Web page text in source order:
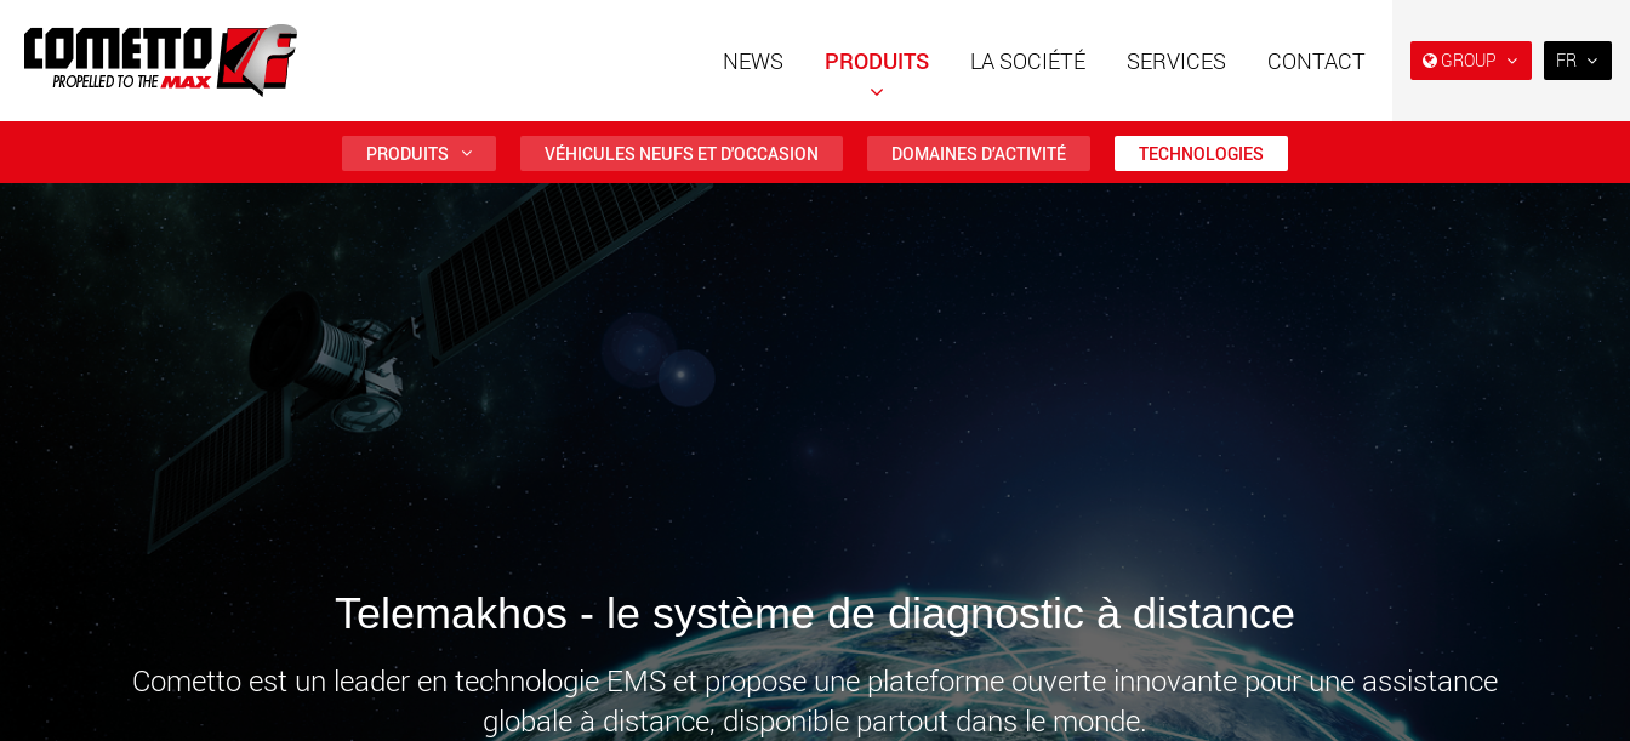
GROUP
Remorques spéciales à
charges utiles de 15 t à 123 t
www.maxtrailer.eu
Véhicules électriques avec
des capacités de charge à
partir de 5 t
Remorques spéciales pour
des charges utiles de 20 t
Véhicules électriques avec
des capacités de charge à
www.morello.eu.com
www.morello.us.com
FR
ES
日本
PT
NEWS PRODUITS LA SOCIÉTÉ SERVICES CONTACT
PRODUITS VÉHICULES NEUFS ET D'OCCASION DOMAINES D’ACTIVITÉ TECHNOLOGIES
Telemakhos - le système de diagnostic à distance
Cometto est un leader en technologie EMS et propose une plateforme ouverte innovante pour une assistance
globale à distance, disponible partout dans le monde.